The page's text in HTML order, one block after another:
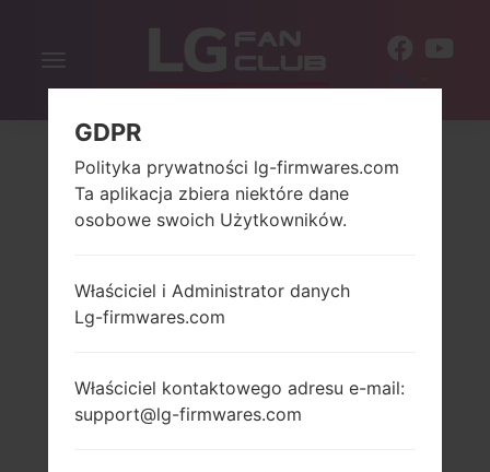
Włącz
nawigację
GDPR
Polityka prywatności lg-firmwares.com
Ta aplikacja zbiera niektóre dane
osobowe swoich Użytkowników.
Właściciel i Administrator danych
Lg-firmwares.com
Właściciel kontaktowego adresu e-mail:
support@lg-firmwares.com